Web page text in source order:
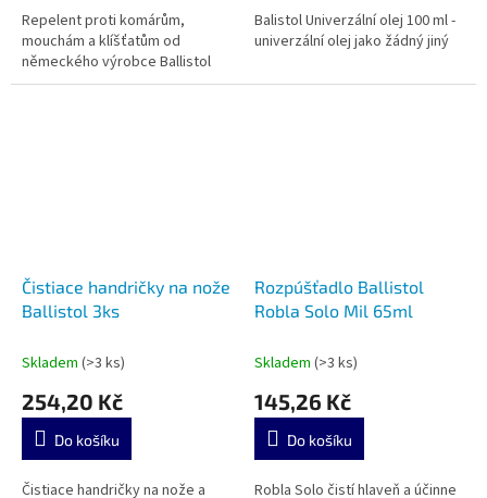
Repelent proti komárům,
mouchám a klíšťatům od
německého výrobce Ballistol
Balistol Univerzální olej 100 ml -
univerzální olej jako žádný jiný
Čistiace handričky na nože
Ballistol 3ks
Skladem (>3 ks)
254,20 Kč
Do košíku
Čistiace handričky na nože a
Rozpúšťadlo Ballistol
Robla Solo Mil 65ml
Skladem (>3 ks)
145,26 Kč
Do košíku
Robla Solo čistí hlaveň a účinne